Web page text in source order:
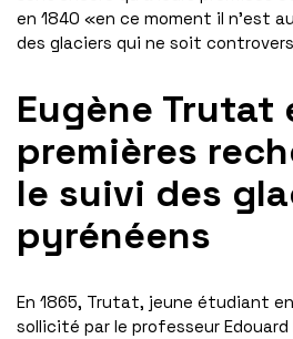
en 1840 «en ce moment il n’est
des glaciers qui ne soit
Eugène Trutat
premières
le suivi des
pyrénéens
En 1865, Trutat, jeune étudiant
sollicité par le professeur